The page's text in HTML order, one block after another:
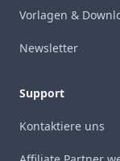
Vorlagen &
Newsletter
Support
Kontaktiere uns